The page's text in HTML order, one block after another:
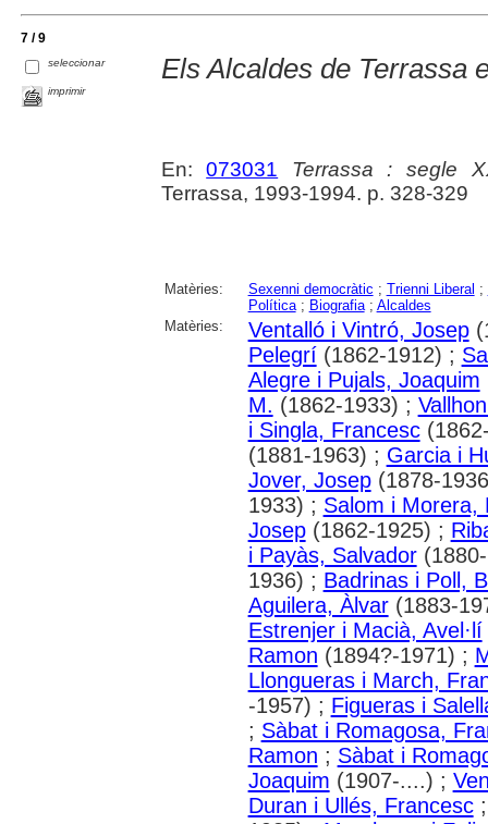
7 / 9
seleccionar
imprimir
Els Alcaldes de Terrassa
En:073031
Terrassa : segle
Terrassa, 1993-1994. p. 328-329
Matèries: Sexenni democràtic ; Trienni Liberal ;
Política; Biografia; Alcaldes
Matèries:
Ventalló i Vintró, Josep
Pelegrí(1862-1912) ;
Alegre i Pujals, Joaquim
M. (1862-1933) ;
i Singla, Francesc
(1881-1963) ; Garcia i
Jover, Josep(1878-
1933) ; Salom i Morera,
Josep(1862-1925) ;
i Payàs, Salvador
1936) ; Badrinas i Poll,
Aguilera, Àlvar(1883-
Estrenjer i Macià, Avel·lí
Ramon (1894?-1971) ;
Llongueras i March,
-1957) ; Figueras i
; Sàbat i Romagosa,
Ramon ; Sàbat i
Joaquim (1907-....) ;
Duran i Ullés, Francesc